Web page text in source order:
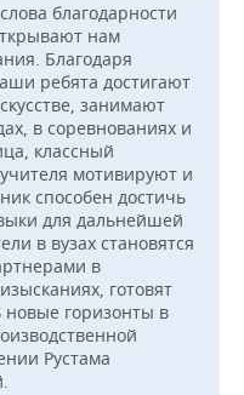
благодарности
нам
Благодаря
ребята достигают
занимают
в соревнованиях и
классный
мотивируют и
способен достичь
для дальнейшей
в вузах становятся
в
готовят
горизонты в
Рустама